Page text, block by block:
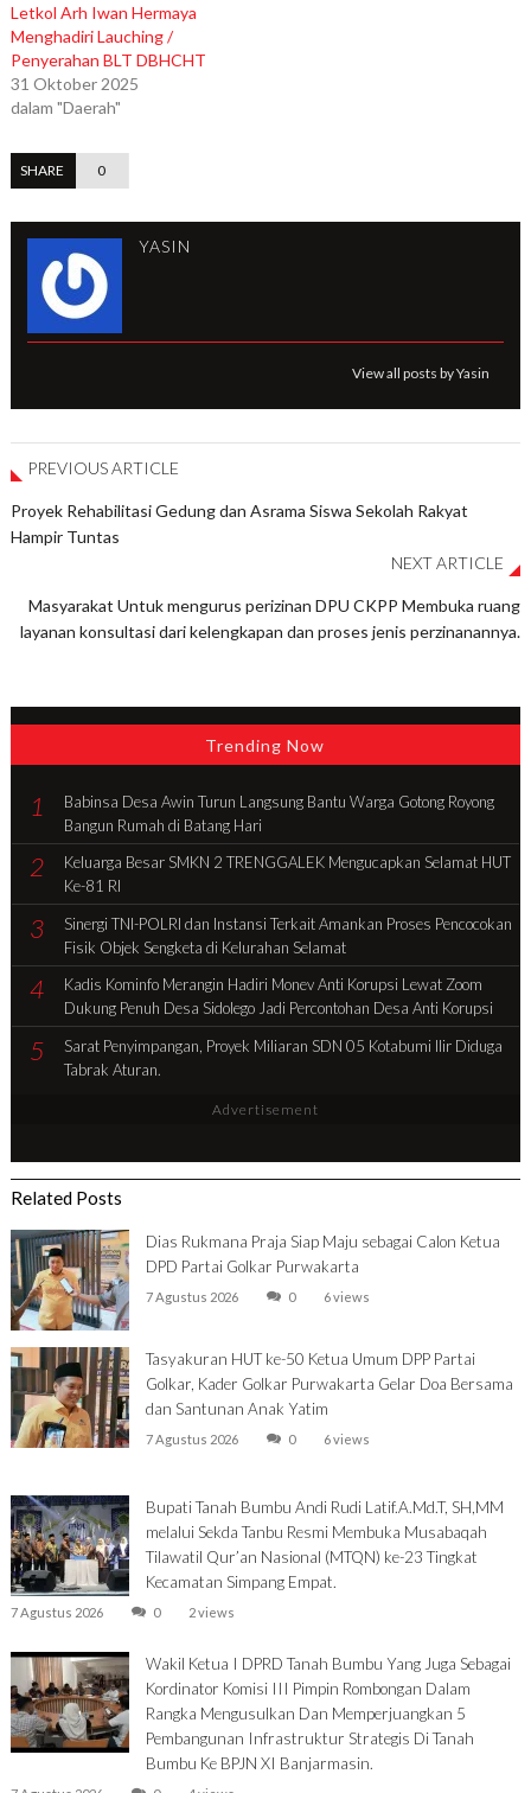
Letkol Arh Iwan Hermaya
Menghadiri Lauching /
Penyerahan BLT DBHCHT
31 Oktober 2025
dalam "Daerah"
SHARE 0
YASIN
View all posts by Yasin
PREVIOUS ARTICLE
Proyek Rehabilitasi Gedung dan Asrama Siswa Sekolah Rakyat
Hampir Tuntas
NEXT ARTICLE
Masyarakat Untuk mengurus perizinan DPU CKPP Membuka ruang
layanan konsultasi dari kelengkapan dan proses jenis perzinanannya.
Trending Now
1
Babinsa Desa Awin Turun Langsung Bantu Warga Gotong Royong
Bangun Rumah di Batang Hari
2
Keluarga Besar SMKN 2 TRENGGALEK Mengucapkan Selamat HUT
Ke-81 RI
3
Sinergi TNI-POLRI dan Instansi Terkait Amankan Proses Pencocokan
Fisik Objek Sengketa di Kelurahan Selamat
4
Kadis Kominfo Merangin Hadiri Monev Anti Korupsi Lewat Zoom
Dukung Penuh Desa Sidolego Jadi Percontohan Desa Anti Korupsi
5
Sarat Penyimpangan, Proyek Miliaran SDN 05 Kotabumi Ilir Diduga
Tabrak Aturan.
Advertisement
Related Posts
Dias Rukmana Praja Siap Maju sebagai Calon Ketua
DPD Partai Golkar Purwakarta
7 Agustus 2026 0 6 views
Tasyakuran HUT ke-50 Ketua Umum DPP Partai
Golkar, Kader Golkar Purwakarta Gelar Doa Bersama
dan Santunan Anak Yatim
7 Agustus 2026 0 6 views
Bupati Tanah Bumbu Andi Rudi Latif.A.Md.T, SH,MM
melalui Sekda Tanbu Resmi Membuka Musabaqah
Tilawatil Qur’an Nasional (MTQN) ke-23 Tingkat
Kecamatan Simpang Empat.
7 Agustus 2026 0 2 views
Wakil Ketua I DPRD Tanah Bumbu Yang Juga Sebagai
Kordinator Komisi III Pimpin Rombongan Dalam
Rangka Mengusulkan Dan Memperjuangkan 5
Pembangunan Infrastruktur Strategis Di Tanah
Bumbu Ke BPJN XI Banjarmasin.